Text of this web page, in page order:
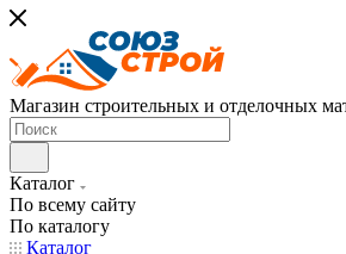
Магазин строительных и отделочных
Каталог
По всему сайту
По каталогу
Каталог